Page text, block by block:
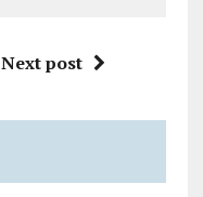
Next post